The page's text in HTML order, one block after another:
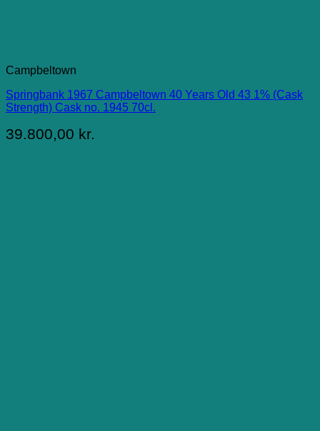
Campbeltown
Springbank 1967 Campbeltown 40 Years Old 43 1% (Cask
Strength) Cask no. 1945 70cl.
39.800,00 kr.